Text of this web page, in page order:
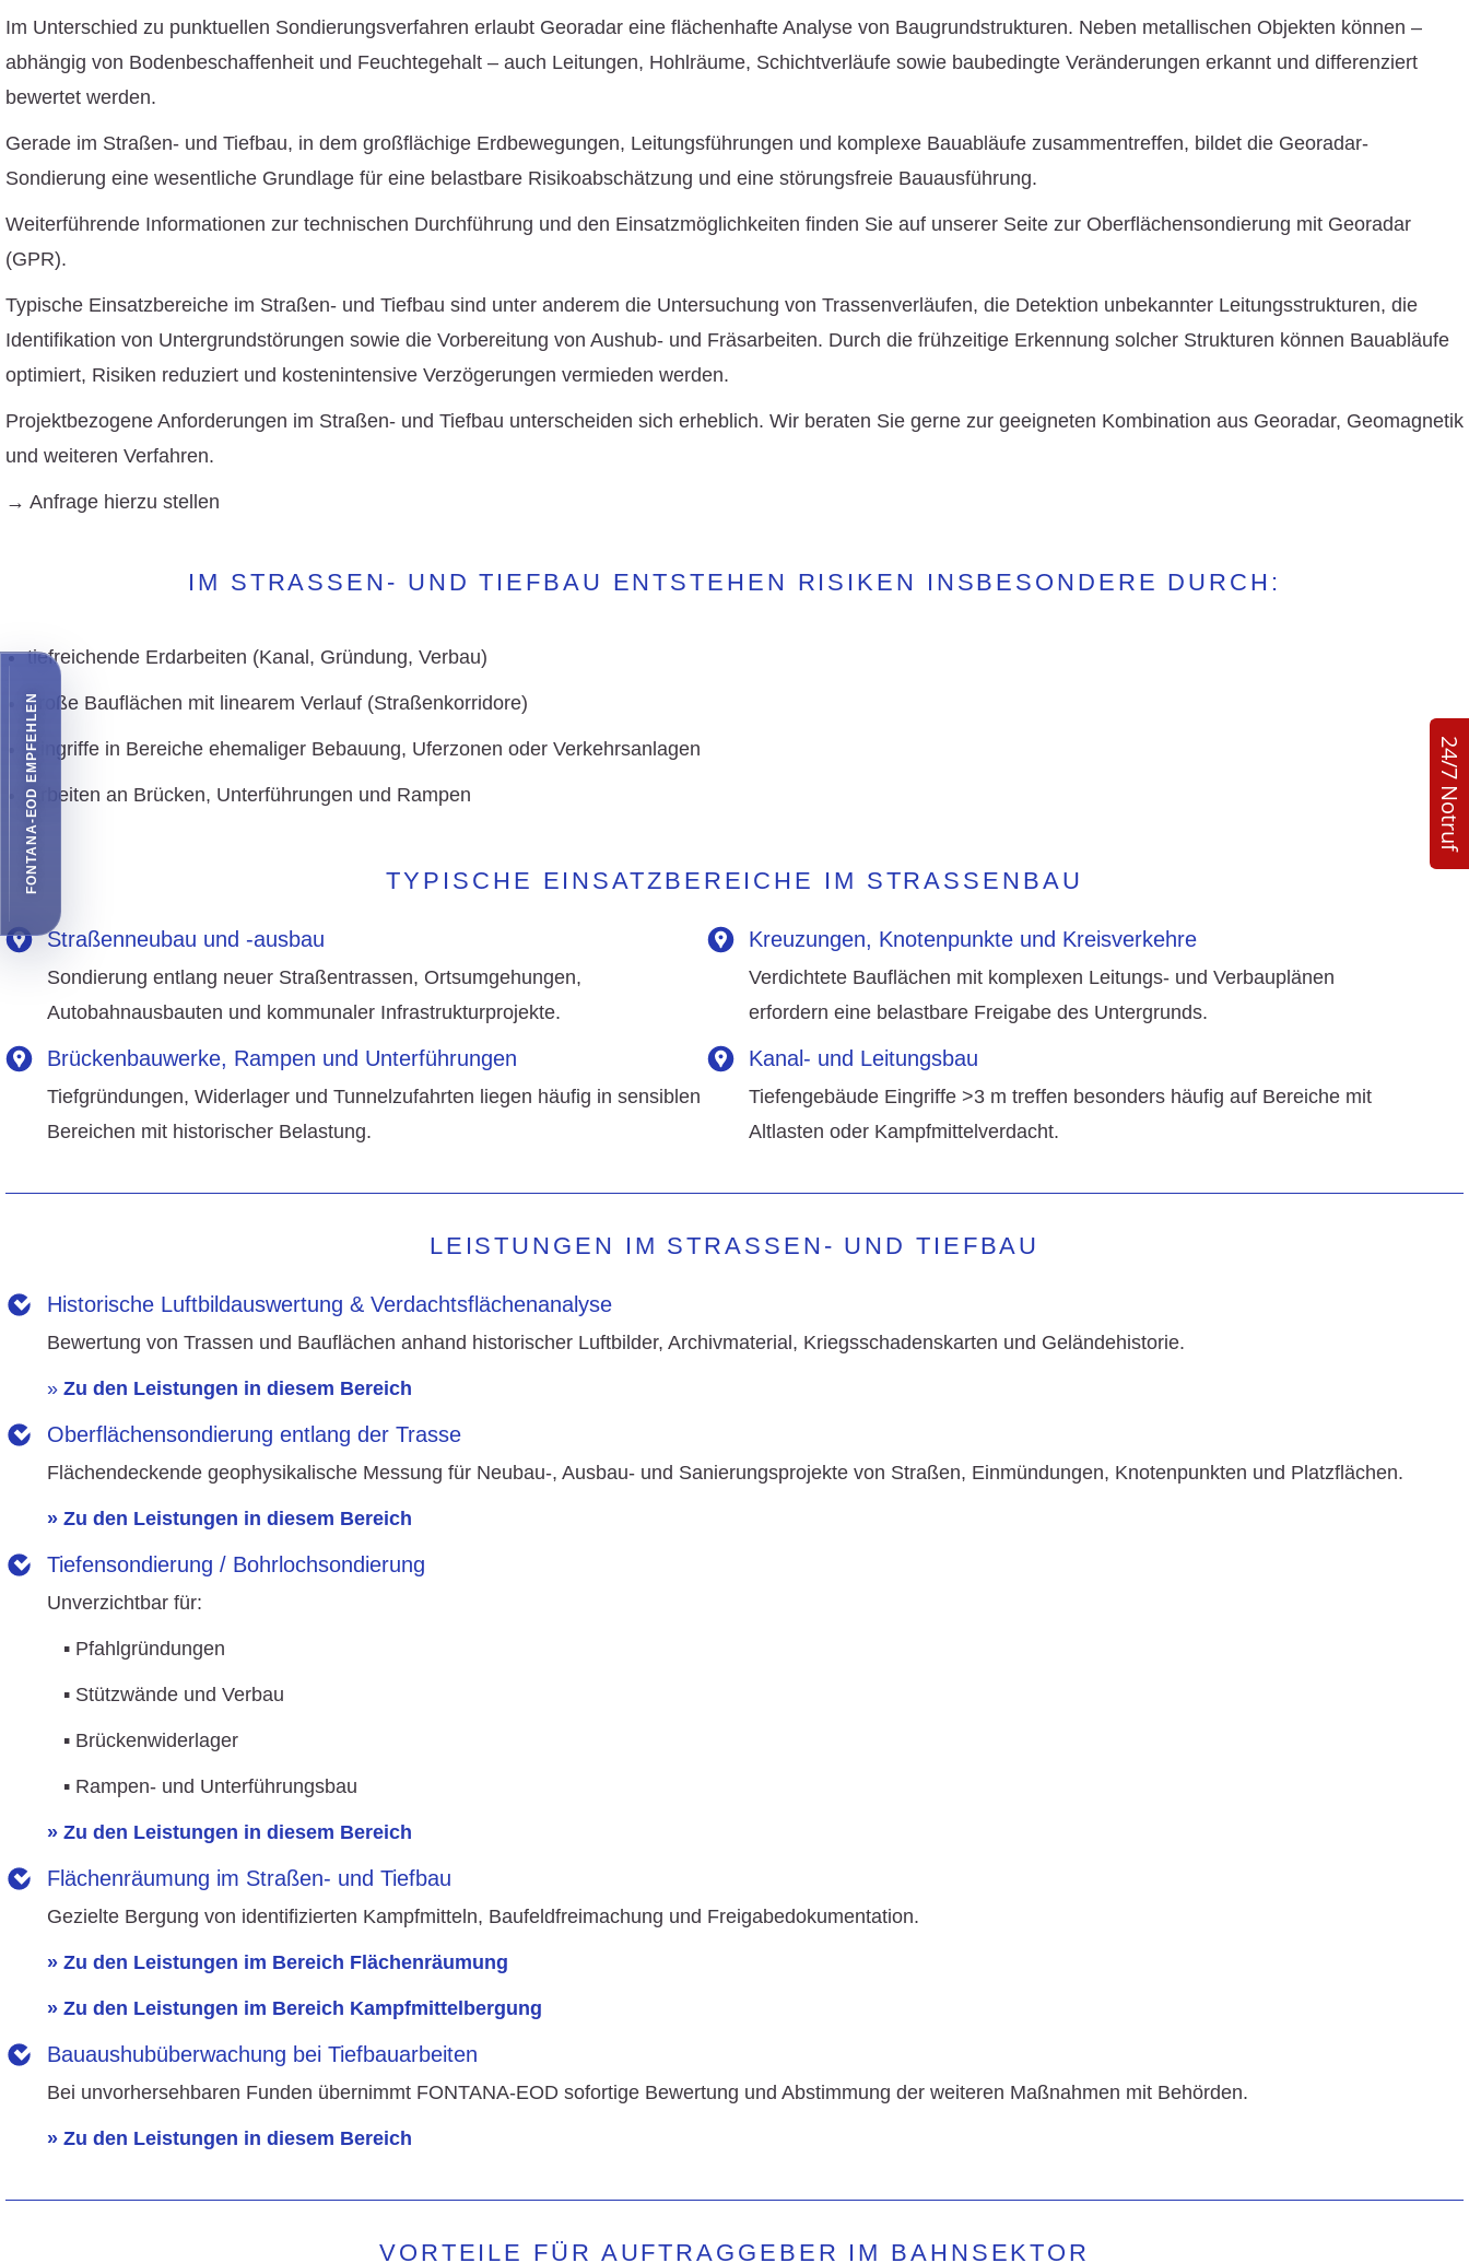
FONTANA-EOD EMPFEHLEN
Im Unterschied zu punktuellen Sondierungsverfahren erlaubt Georadar eine flächenhafte Analyse von Baugrundstrukturen. Neben metallischen Objekten können –
abhängig von Bodenbeschaffenheit und Feuchtegehalt – auch Leitungen, Hohlräume, Schichtverläufe sowie baubedingte Veränderungen erkannt und differenziert
bewertet werden.
Gerade im Straßen- und Tiefbau, in dem großflächige Erdbewegungen, Leitungsführungen und komplexe Bauabläufe zusammentreffen, bildet die Georadar-
Sondierung eine wesentliche Grundlage für eine belastbare Risikoabschätzung und eine störungsfreie Bauausführung.
Weiterführende Informationen zur technischen Durchführung und den Einsatzmöglichkeiten finden Sie auf unserer Seite zur Oberflächensondierung mit Georadar
(GPR).
Typische Einsatzbereiche im Straßen- und Tiefbau sind unter anderem die Untersuchung von Trassenverläufen, die Detektion unbekannter Leitungsstrukturen, die
Identifikation von Untergrundstörungen sowie die Vorbereitung von Aushub- und Fräsarbeiten. Durch die frühzeitige Erkennung solcher Strukturen können Bauabläufe
optimiert, Risiken reduziert und kostenintensive Verzögerungen vermieden werden.
Projektbezogene Anforderungen im Straßen- und Tiefbau unterscheiden sich erheblich. Wir beraten Sie gerne zur geeigneten Kombination aus Georadar, Geomagnetik
und weiteren Verfahren.
→ Anfrage hierzu stellen
IM STRASSEN- UND TIEFBAU ENTSTEHEN RISIKEN INSBESONDERE DURCH:
tiefreichende Erdarbeiten (Kanal, Gründung, Verbau)
große Bauflächen mit linearem Verlauf (Straßenkorridore)
Eingriffe in Bereiche ehemaliger Bebauung, Uferzonen oder Verkehrsanlagen
Arbeiten an Brücken, Unterführungen und Rampen
TYPISCHE EINSATZBEREICHE IM STRASSENBAU
Straßenneubau und -ausbau
Sondierung entlang neuer Straßentrassen, Ortsumgehungen,
Autobahnausbauten und kommunaler Infrastrukturprojekte.
Kreuzungen, Knotenpunkte und Kreisverkehre
Verdichtete Bauflächen mit komplexen Leitungs- und Verbauplänen
erfordern eine belastbare Freigabe des Untergrunds.
Brückenbauwerke, Rampen und Unterführungen
Tiefgründungen, Widerlager und Tunnelzufahrten liegen häufig in sensiblen
Bereichen mit historischer Belastung.
Kanal- und Leitungsbau
Tiefengebäude Eingriffe >3 m treffen besonders häufig auf Bereiche mit
Altlasten oder Kampfmittelverdacht.
LEISTUNGEN IM STRASSEN- UND TIEFBAU
Historische Luftbildauswertung & Verdachtsflächenanalyse
Bewertung von Trassen und Bauflächen anhand historischer Luftbilder, Archivmaterial, Kriegsschadenskarten und Geländehistorie.
» Zu den Leistungen in diesem Bereich
Oberflächensondierung entlang der Trasse
Flächendeckende geophysikalische Messung für Neubau-, Ausbau- und Sanierungsprojekte von Straßen, Einmündungen, Knotenpunkten und Platzflächen.
» Zu den Leistungen in diesem Bereich
Tiefensondierung / Bohrlochsondierung
Unverzichtbar für:
▪ Pfahlgründungen
▪ Stützwände und Verbau
▪ Brückenwiderlager
▪ Rampen- und Unterführungsbau
» Zu den Leistungen in diesem Bereich
Flächenräumung im Straßen- und Tiefbau
Gezielte Bergung von identifizierten Kampfmitteln, Baufeldfreimachung und Freigabedokumentation.
» Zu den Leistungen im Bereich Flächenräumung
» Zu den Leistungen im Bereich Kampfmittelbergung
Bauaushubüberwachung bei Tiefbauarbeiten
Bei unvorhersehbaren Funden übernimmt FONTANA-EOD sofortige Bewertung und Abstimmung der weiteren Maßnahmen mit Behörden.
» Zu den Leistungen in diesem Bereich
VORTEILE FÜR AUFTRAGGEBER IM BAHNSEKTOR
24/7 Notruf